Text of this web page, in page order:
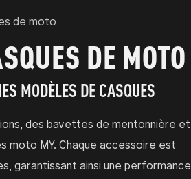
de moto
DE MOTO
MODÈLES DE CASQUES
des bavettes de mentonnière et
moto MY. Chaque accessoire est
garantissant ainsi une performance